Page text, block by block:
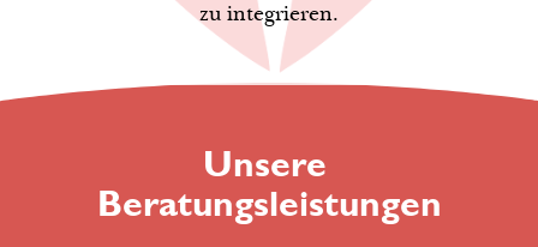
zu integrieren.
Unsere
Beratungsleistungen